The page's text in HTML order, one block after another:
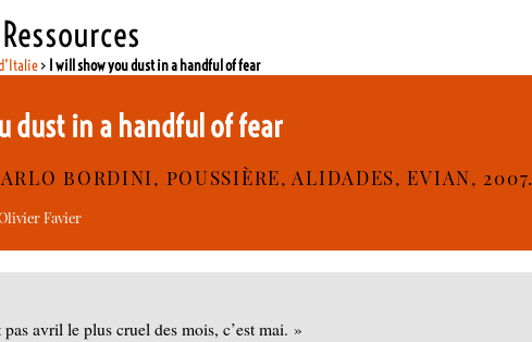
> I will show you dust in a handful of fear
dust in a handful of fear
BORDINI, POUSSIÈRE, ALIDADES, EVIAN, 2007.
Favier
pas avril le plus cruel des mois, c’est mai. »